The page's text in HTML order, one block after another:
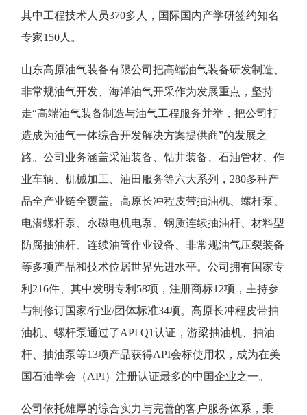
其中工程技术人员370多人，国际国内产学研签约知名
专家150人。
山东高原油气装备有限公司把高端油气装备研发制造、
非常规油气开发、海洋油气开采作为发展重点，坚持
走“高端油气装备制造与油气工程服务并举，把公司打
造成为油气一体综合开发解决方案提供商”的发展之
路。公司业务涵盖采油装备、钻井装备、石油管材、作
业车辆、机械加工、油田服务等六大系列，280多种产
品全产业链全覆盖。高原长冲程皮带抽油机、螺杆泵、
电潜螺杆泵、永磁电机电泵、钢质连续抽油杆、材料型
防腐抽油杆、连续油管作业设备、非常规油气压裂装备
等多项产品和技术位居世界先进水平。公司拥有国家专
利216件、其中发明专利58项，注册商标12项，主持参
与制修订国家/行业/团体标准34项。高原长冲程皮带抽
油机、螺杆泵通过了API Q1认证，游梁抽油机、抽油
杆、抽油泵等13项产品获得API会标使用权，成为在美
国石油学会（API）注册认证最多的中国企业之一。
公司依托雄厚的综合实力与完善的客户服务体系，秉